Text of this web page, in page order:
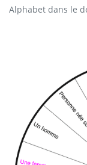
Alphabet dans le